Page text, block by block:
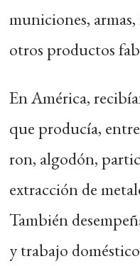
municiones,
otros productos
En América,
que producía,
ron, algodón,
extracción de
También
y trabajo